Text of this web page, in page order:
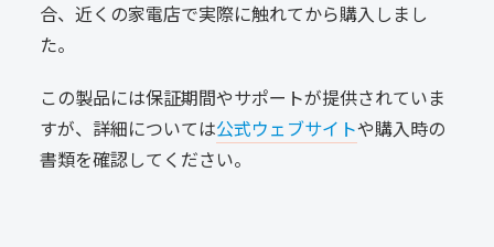
合、近くの家電店で実際に触れてから購入しまし
た。
この製品には保証期間やサポートが提供されていま
すが、詳細については公式ウェブサイトや購入時の
書類を確認してください。